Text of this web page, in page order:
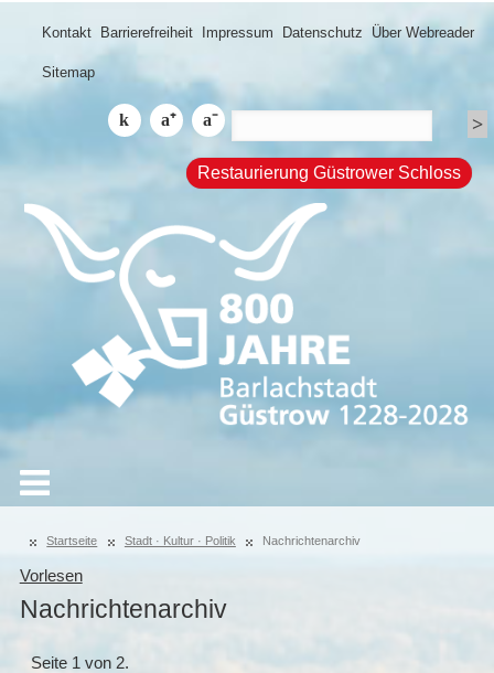
Kontakt Barrierefreiheit Impressum Datenschutz Über Webreader
Sitemap
Restaurierung Güstrower Schloss
Startseite Stadt · Kultur · Politik Nachrichtenarchiv
Vorlesen
Nachrichtenarchiv
Seite 1 von 2.